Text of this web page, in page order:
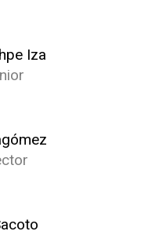
Iza